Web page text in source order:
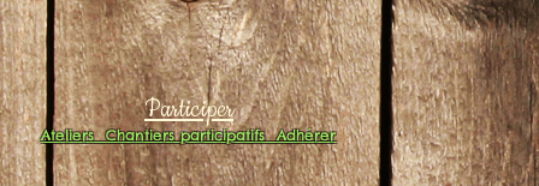
Participer
AteliersChantiers participatifsAdhérer